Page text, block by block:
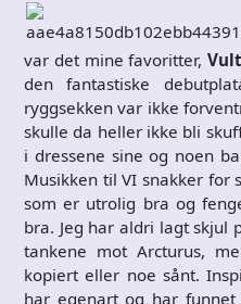
var det mine favoritter,
den fantastiske
ryggsekken var ikke
skulle da heller ikke bli
i dressene sine og noen
Musikken til VI snakker for
som er utrolig bra og
bra. Jeg har aldri lagt skjul
tankene mot Arcturus,
kopiert eller noe sånt.
har egenart og har